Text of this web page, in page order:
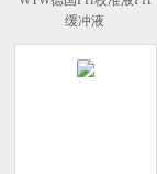
缓冲液
TPL4/TPL7/TPL10